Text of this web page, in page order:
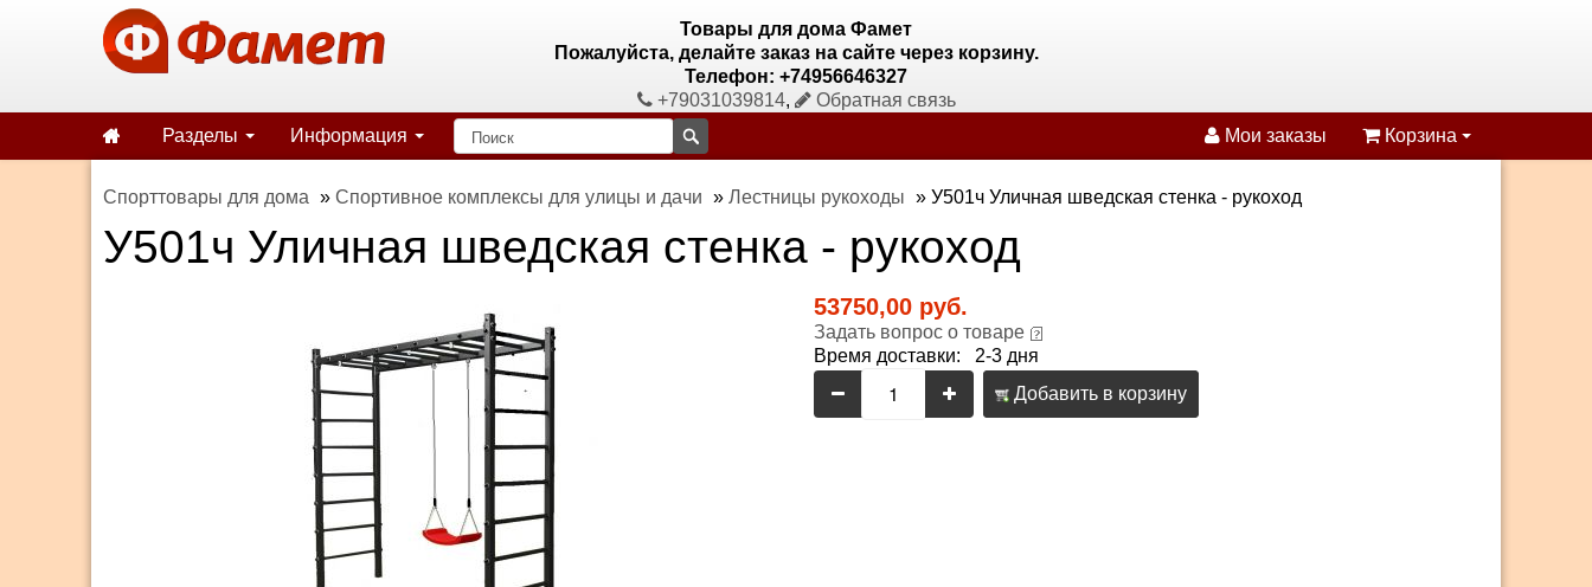
Товары для дома Фамет
Пожалуйста, делайте заказ на сайте через корзину.
Телефон: +74956646327
+79031039814,
Обратная связь
Разделы
Информация Мои заказы Корзина
Спорттовары для дома » Спортивное комплексы для улицы и дачи » Лестницы рукоходы » У501ч Уличная шведская стенка - рукоход
У501ч Уличная шведская стенка - рукоход
53750,00 руб.
Задать вопрос о товаре
Время доставки: 2-3 дня
Добавить в корзину